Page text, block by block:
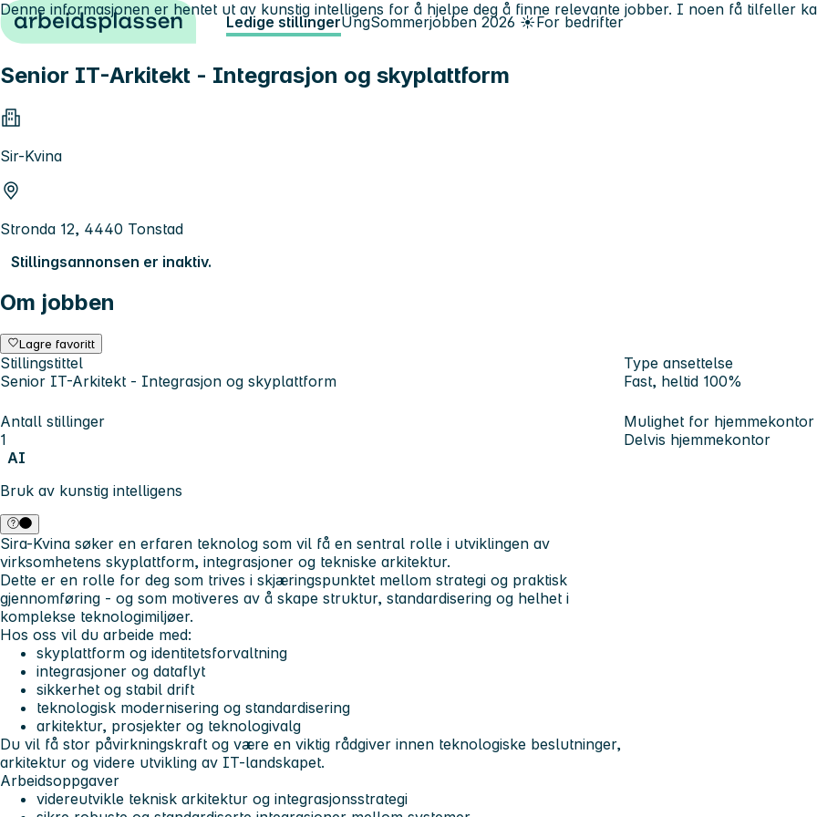
Hopp til innhold Ledige stillingerUngSommerjobben 2026 ☀️For bedrifter
Senior IT-Arkitekt - Integrasjon og skyplattform
Sir-Kvina
Stronda 12, 4440 Tonstad
Stillingsannonsen er inaktiv.
Om jobben
Lagre favoritt
Stillingstittel
Senior IT-Arkitekt - Integrasjon og skyplattform
Type ansettelse
Fast, heltid 100%
Antall stillinger
1
Mulighet for hjemmekontor
Delvis hjemmekontor
AI
Bruk av kunstig intelligens
Denne informasjonen er hentet ut av kunstig intelligens for å hjelpe deg å finne relevante jobber. I noen få tilfeller
Sira-Kvina søker en erfaren teknolog som vil få en sentral rolle i utviklingen av
virksomhetens skyplattform, integrasjoner og tekniske arkitektur.
Dette er en rolle for deg som trives i skjæringspunktet mellom strategi og praktisk
gjennomføring - og som motiveres av å skape struktur, standardisering og helhet i
komplekse teknologimiljøer.
Hos oss vil du arbeide med:
skyplattform og identitetsforvaltning
integrasjoner og dataflyt
sikkerhet og stabil drift
teknologisk modernisering og standardisering
arkitektur, prosjekter og teknologivalg
Du vil få stor påvirkningskraft og være en viktig rådgiver innen teknologiske beslutninger,
arkitektur og videre utvikling av IT-landskapet.
Arbeidsoppgaver
videreutvikle teknisk arkitektur og integrasjonsstrategi